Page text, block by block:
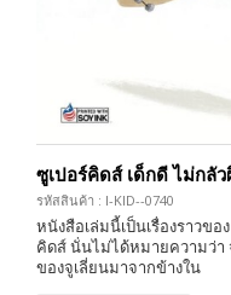
ซูเปอร์คิดส์ เด็กดี ไม่กลั
รหัสสินค้า : I-KID--0740
หนังสือเล่มนี้เป็นเรื่องราวข
คิดส์ นั่นไม่ได้หมายความว่า
ของจูเลี่ยนมาจากข้างใน